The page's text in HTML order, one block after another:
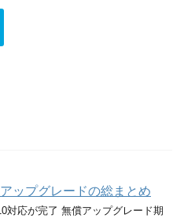
ップグレードの総まとめ
対応が完了 無償アップグレード期